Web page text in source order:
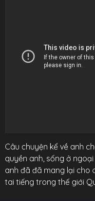
Câu chuyện kể về anh
quyền anh, sống ở
anh đã đã mang lại cho
tai tiếng trong thế giới